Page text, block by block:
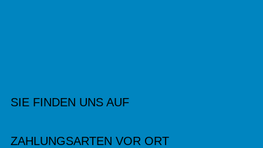
SIE FINDEN UNS AUF
ZAHLUNGSARTEN VOR ORT